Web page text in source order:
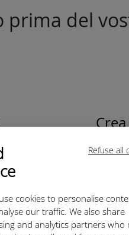
Refuse all
cookies to personalise
our traffic. We also share
and analytics partners who
del
per iniziare a
controllare il